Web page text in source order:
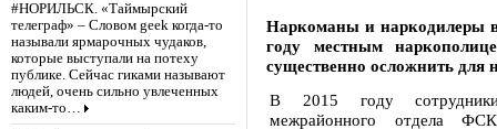
#НОРИЛЬСК. «Таймырский
телеграф» – Словом geek когда-то
называли ярмарочных чудаков,
которые выступали на потеху
публике. Сейчас гиками называют
людей, очень сильно увлеченных
каким-то…
Наркоманы и наркодилеры
году местным
существенно осложнить для
В 2015 году сотрудники
межрайонного отдела